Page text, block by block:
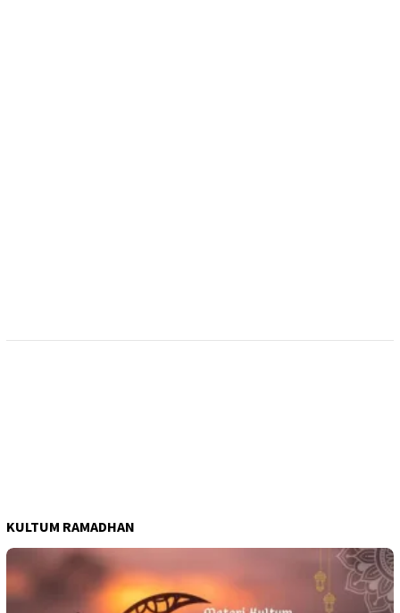
KULTUM RAMADHAN